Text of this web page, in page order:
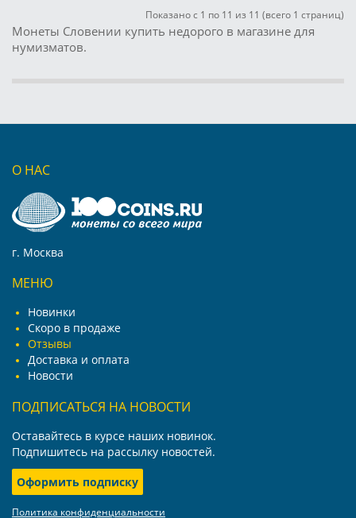
Показано с 1 по 11 из 11 (всего 1 страниц)
Монеты Словении купить недорого в магазине для
нумизматов.
О НАС
г. Москва
МЕНЮ
Новинки
Скоро в продаже
Отзывы
Доставка и оплата
Новости
ПОДПИСАТЬСЯ НА НОВОСТИ
Оставайтесь в курсе наших новинок.
Подпишитесь на рассылку новостей.
Оформить подписку
Политика конфиденциальности